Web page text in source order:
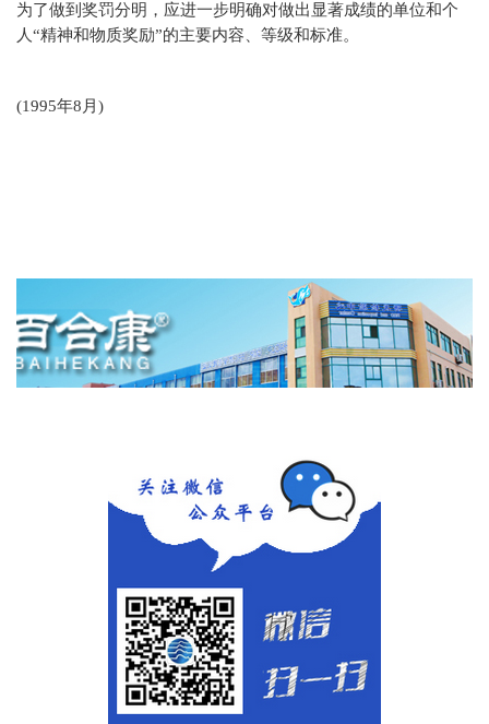
为了做到奖罚分明，应进一步明确对做出显著成绩的单位和个
人“精神和物质奖励”的主要内容、等级和标准。
(1995年8月)